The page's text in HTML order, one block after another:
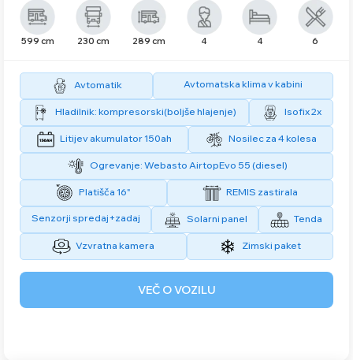
599 cm 230 cm 289 cm 4 4 6
Avtomatik Avtomatska klima v kabini
Hladilnik: kompresorski(boljše hlajenje) Isofix 2x
Litijev akumulator 150ah Nosilec za 4 kolesa
Ogrevanje: Webasto AirtopEvo 55 (diesel)
Platišča 16" REMIS zastirala
Senzorji spredaj+zadaj Solarni panel Tenda
Vzvratna kamera Zimski paket
VEČ O VOZILU